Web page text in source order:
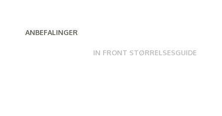
ANBEFALINGER
IN FRONT STØRRELSESGUIDE